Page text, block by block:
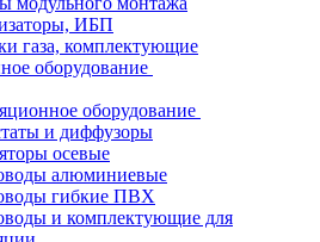
ИБП
газа, комплектующие
оборудование
оборудование
и диффузоры
осевые
алюминиевые
гибкие ПВХ
и комплектующие для